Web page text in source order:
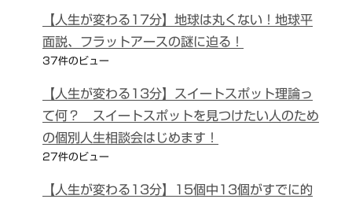
【人生が変わる17分】地球は丸くない！地球平
面説、フラットアースの謎に迫る！
37件のビュー
【人生が変わる13分】スイートスポット理論っ
て何？ スイートスポットを見つけたい人のため
の個別人生相談会はじめます！
27件のビュー
【人生が変わる13分】15個中13個がすでに的